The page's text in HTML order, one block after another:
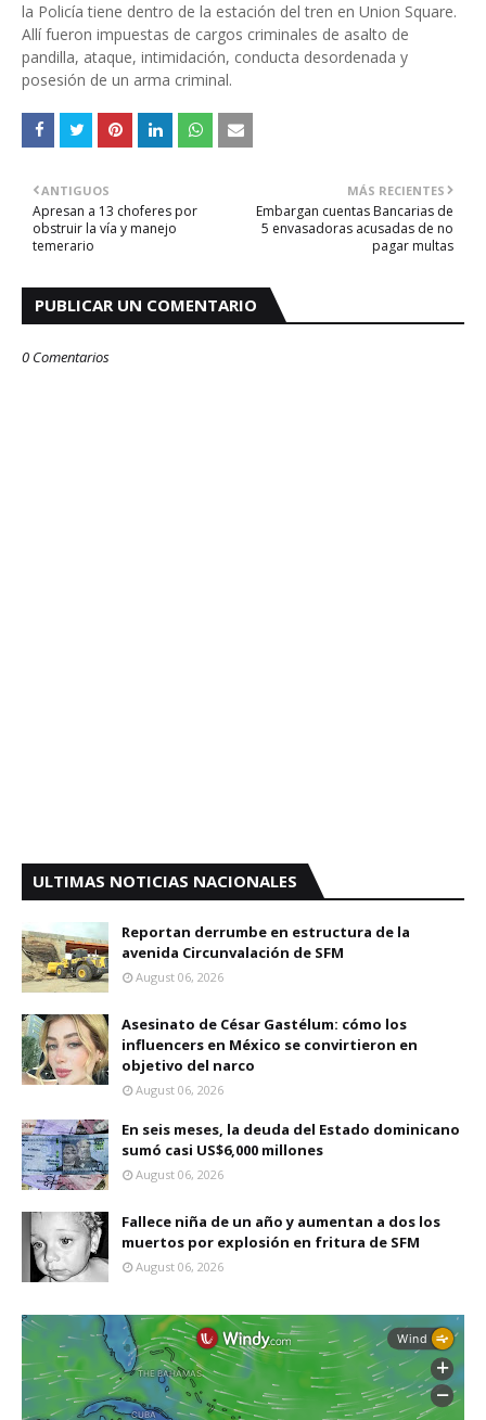
la Policía tiene dentro de la estación del tren en Union Square.
Allí fueron impuestas de cargos criminales de asalto de
pandilla, ataque, intimidación, conducta desordenada y
posesión de un arma criminal.
MÁS RECIENTES
Embargan cuentas Bancarias de
5 envasadoras acusadas de no
pagar multas
ANTIGUOS
Apresan a 13 choferes por
obstruir la vía y manejo
temerario
PUBLICAR UN COMENTARIO
0 Comentarios
ULTIMAS NOTICIAS NACIONALES
Reportan derrumbe en estructura de la
avenida Circunvalación de SFM
August 06, 2026
Asesinato de César Gastélum: cómo los
influencers en México se convirtieron en
objetivo del narco
August 06, 2026
En seis meses, la deuda del Estado dominicano
sumó casi US$6,000 millones
August 06, 2026
Fallece niña de un año y aumentan a dos los
muertos por explosión en fritura de SFM
August 06, 2026